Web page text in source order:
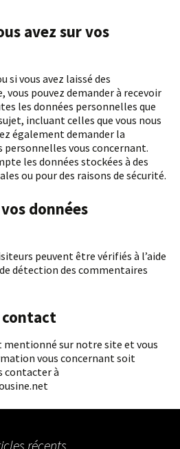
avez sur vos
pouvez demander à recevoir
les données personnelles que
incluant celles que vous nous
également demander la
personnelles vous concernant.
les données stockées à des
ou pour des raisons de sécurité.
données
détection des commentaires
vous concernant soit
contacter à
récents